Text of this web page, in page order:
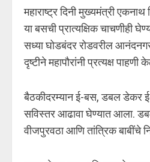
महाराष्ट्र दिनी मुख्यमंत्री
या बसची प्रात्यक्षिक चाचणीही
सध्या घोडबंदर रोडवरील
दृष्टीने महापौरांनी प्रत्यक्ष पाहणी
बैठकीदरम्यान ई-बस, डबल डेकर
सविस्तर आढावा घेण्यात आला.
वीजपुरवठा आणि तांत्रिक